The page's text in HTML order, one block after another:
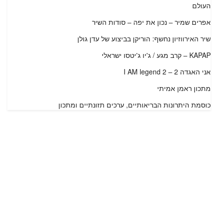
העולם
אפרים שמיר – נכון את יפה – סודות השיר
שיר האירווזיון נחשף: הוריקן בביצוע של עדן גולן
KAPAP – קרב מגע / ג'יו ג'יטסו ישראלי
אני האגדה 2 – I AM legend 2
מתכון ראמן אמיתי
כוסמת היתרונות הבריאותיים, ערכים תזונתיים ומתכון